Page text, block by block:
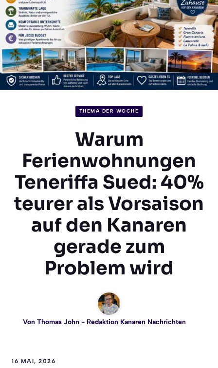
THEMA DER WOCHE
Warum
Ferienwohnungen
Teneriffa Sued: 40%
teurer als Vorsaison
auf den Kanaren
gerade zum
Problem wird
Von Thomas John- Redaktion Kanaren Nachrichten
16 MAI, 2026